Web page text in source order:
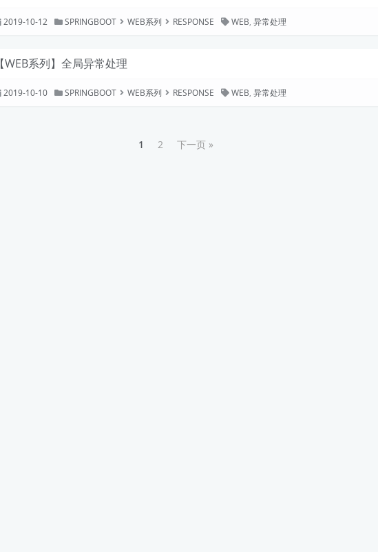
2019-10-12 SPRINGBOOT WEB系列 RESPONSE WEB,异常处理
【WEB系列】全局异常处理
2019-10-10 SPRINGBOOT WEB系列 RESPONSE WEB,异常处理
1 2 下一页 »